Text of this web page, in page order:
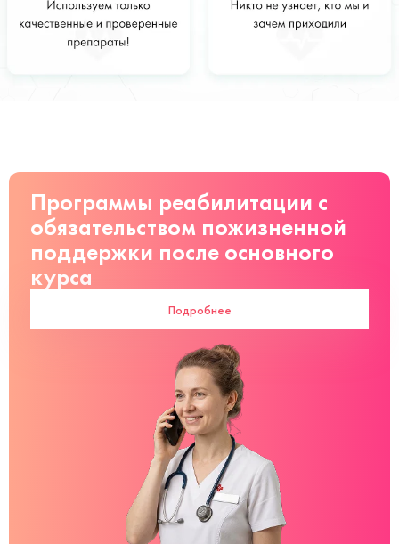
Стоимость
от 4000 руб
Заказать
Программы реабилитации с
обязательством пожизненной
поддержки после основного
курса
Подробнее